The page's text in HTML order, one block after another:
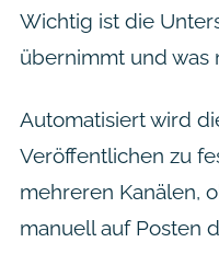
Wichtig ist die
übernimmt und was
Automatisiert wird
Veröffentlichen zu
mehreren Kanälen,
manuell auf Posten